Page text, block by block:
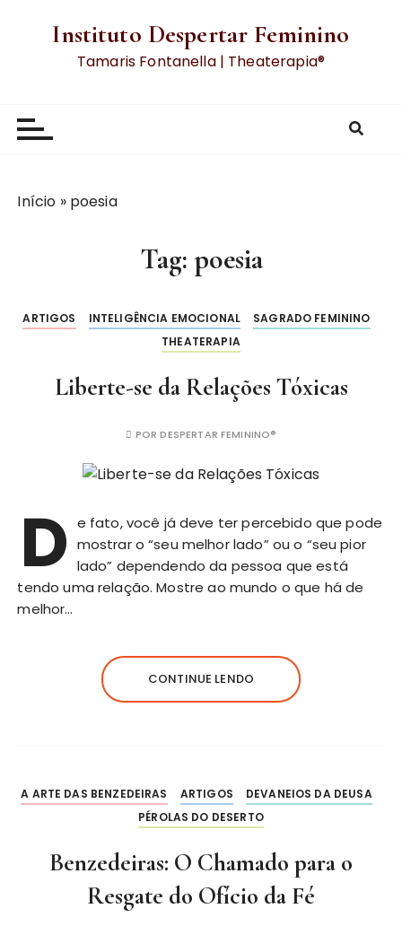
Instituto Despertar Feminino
Tamaris Fontanella | Theaterapia®
Início » poesia
Tag: poesia
ARTIGOS INTELIGÊNCIA EMOCIONAL
SAGRADO FEMININO
THEATERAPIA
Liberte-se da Relações Tóxicas
PORDESPERTAR FEMININO®
D e fato, você já deve ter percebido que pode
mostrar o “seu melhor lado” ou o “seu pior
lado” dependendo da pessoa que está
tendo uma relação. Mostre ao mundo o que há de
melhor…
CONTINUE LENDO
A ARTE DAS BENZEDEIRAS ARTIGOS
DEVANEIOS DA DEUSA
PÉROLAS DO DESERTO
Benzedeiras: O Chamado para o
Resgate do Ofício da Fé